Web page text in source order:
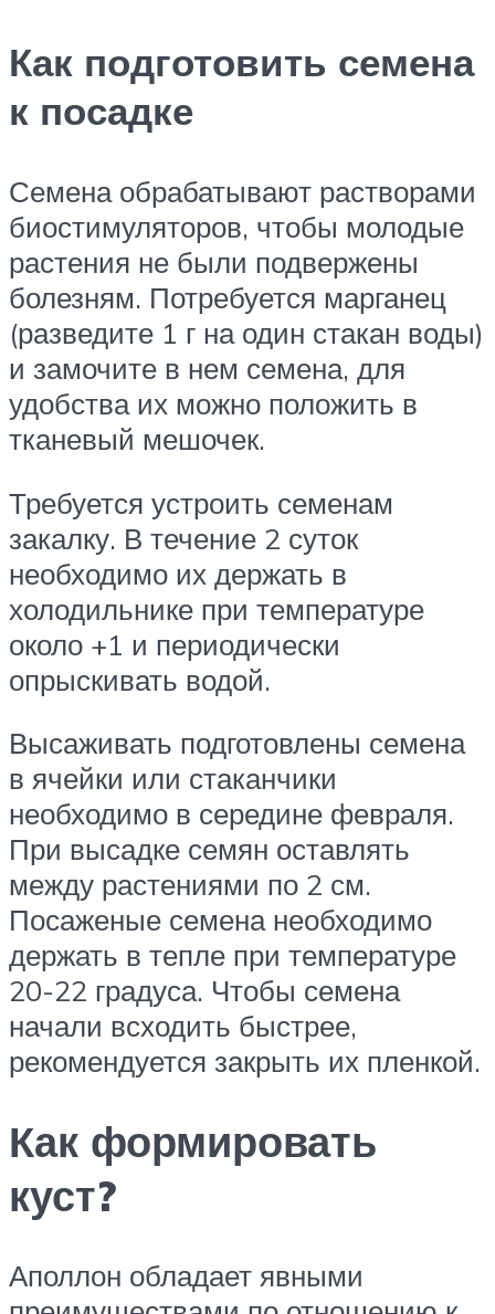
Как подготовить семена
к посадке
Семена обрабатывают растворами
биостимуляторов, чтобы молодые
растения не были подвержены
болезням. Потребуется марганец
(разведите 1 г на один стакан воды)
и замочите в нем семена, для
удобства их можно положить в
тканевый мешочек.
Требуется устроить семенам
закалку. В течение 2 суток
необходимо их держать в
холодильнике при температуре
около +1 и периодически
опрыскивать водой.
Высаживать подготовлены семена
в ячейки или стаканчики
необходимо в середине февраля.
При высадке семян оставлять
между растениями по 2 см.
Посаженые семена необходимо
держать в тепле при температуре
20-22 градуса. Чтобы семена
начали всходить быстрее,
рекомендуется закрыть их пленкой.
Как формировать
куст?
Аполлон обладает явными